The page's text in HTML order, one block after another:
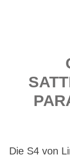
Die S4 von